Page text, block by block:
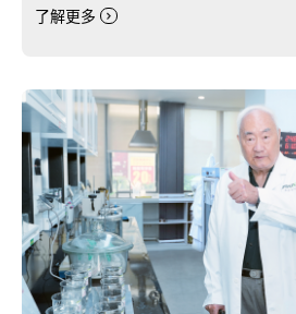
家。在化工合成领域，菲尔·巴兰（
麦克阿瑟“天才奖”，是全球有机化
了解更多